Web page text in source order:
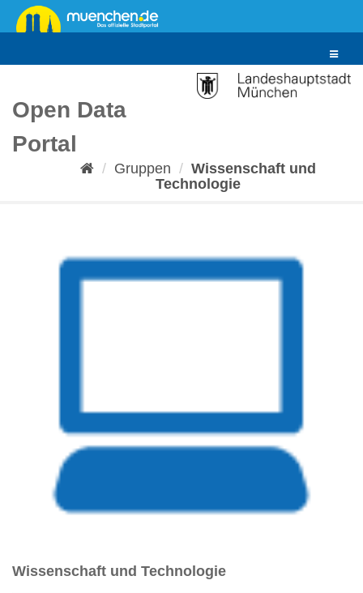
Überspringen
zum
Toggle
Open Data
Portal
Gruppen
Wissenschaft und
Technologie
Wissenschaft und Technologie